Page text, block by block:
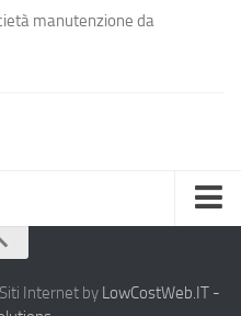
manutenzione da
Internet by LowCostWeb.IT -